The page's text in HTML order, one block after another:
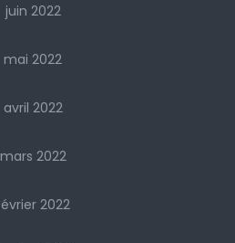
juin 2022
mai 2022
avril 2022
mars 2022
2022